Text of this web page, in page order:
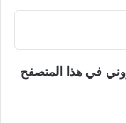
في هذا المتصفح